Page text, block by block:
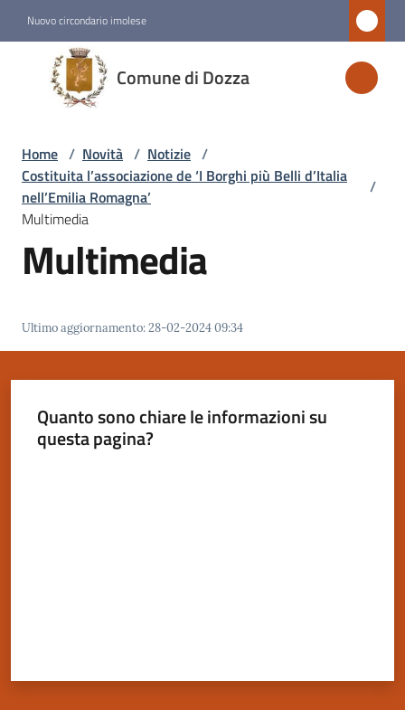
Nuovo circondario imolese
Comune di Dozza
Comune
di
Dozza
Amministrazione
Novità
Menu selezionato
Dozza
Home / Novità / Notizie /
Costituita l’associazione de ‘I Borghi più Belli d’Italia
nell’Emilia Romagna’
/
Multimedia
Multimedia
Ultimo aggiornamento:28-02-2024 09:34
Quanto sono chiare le informazioni su
questa pagina?